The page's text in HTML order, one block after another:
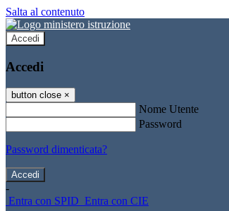
Salta al contenuto
Accedi
Accedi
button close ×
Nome Utente
Password
Password dimenticata?
-
Entra con SPID Entra con CIE